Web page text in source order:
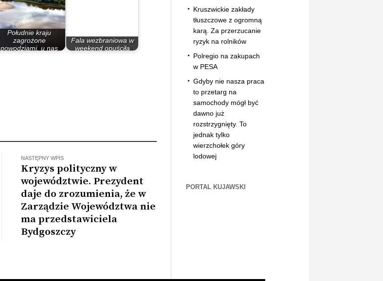
Południe kraju
zagrożone
powodziami, u nas
Fala wezbraniowa w
weekend opuściła
NASTĘPNY WPIS
Kryzys polityczny w
województwie. Prezydent
daje do zrozumienia, że w
Zarządzie Województwa nie
ma przedstawiciela
Bydgoszczy
Kruszwickie zakłady
tłuszczowe z ogromną
karą. Za przerzucanie
ryzyk na rolników
Polregio na zakupach
w PESA
Gdyby nie nasza praca
to przetarg na
samochody mógł być
dawno już
rozstrzygnięty. To
jednak tylko
wierzchołek góry
lodowej
PORTAL KUJAWSKI